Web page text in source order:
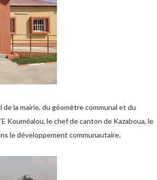
la mairie, du géomètre communal et du
Kouméalou, le chef de canton de Kazaboua, le
le développement communautaire.